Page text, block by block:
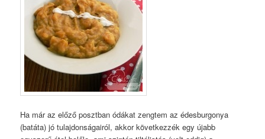
Ha már az előző posztban ódákat zengtem az édesburgonya
(batáta) jó tulajdonságairól, akkor következzék egy újabb